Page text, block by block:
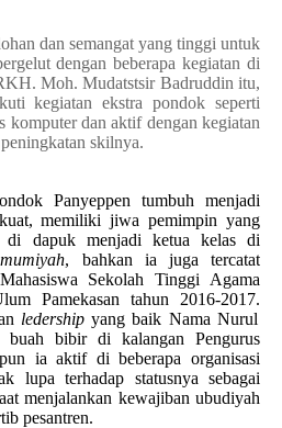
dan semangat yang tinggi untuk
dengan beberapa kegiatan di
Moh. Mudatstsir Badruddin itu,
kegiatan ekstra pondok seperti
komputer dan aktif dengan kegiatan
skilnya.
Panyeppen tumbuh menjadi
memiliki jiwa pemimpin yang
di dapuk menjadi ketua kelas di
, bahkan ia juga tercatat
Sekolah Tinggi Agama
Pamekasan tahun 2016-2017.
ledershipyang baik Nama Nurul
bibir di kalangan Pengurus
ia aktif di beberapa organisasi
lupa terhadap statusnya sebagai
menjalankan kewajiban ubudiyah
pesantren.